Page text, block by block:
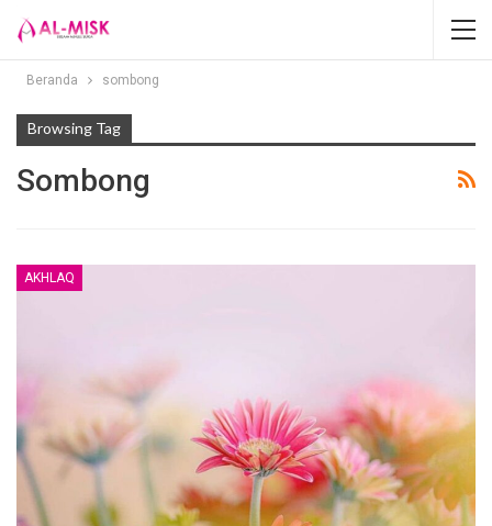
Beranda sombong
Browsing Tag
Sombong
AKHLAQ